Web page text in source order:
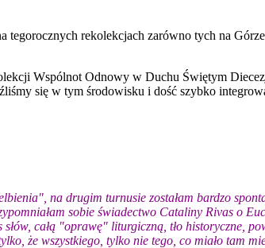
tegorocznych rekolekcjach zarówno tych na
Wspólnot Odnowy w Duchu Świętym
się w tym środowisku i dość szybko
na drugim turnusie zostałam bardzo
sobie świadectwo Cataliny Rivas o
całą "oprawę" liturgiczną, tło historyczne,
że wszystkiego, tylko nie tego, co miało tam